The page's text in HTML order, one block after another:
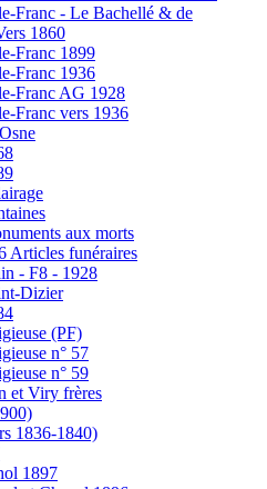
Franc - Le Bachellé & de
1860
Franc 1899
Franc 1936
Franc AG 1928
Franc vers 1936
aux morts
Articles funéraires
- F8 - 1928
Dizier
(PF)
n° 57
n° 59
et Viry frères
1836-1840)
1897